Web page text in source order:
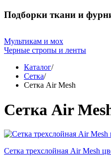
Подборки ткани и
Мультикам и мох
Черные стропы и ленты
Каталог/
Сетка/
Сетка Air Mesh
Сетка Air
Сетка трехслойная Air Mesh